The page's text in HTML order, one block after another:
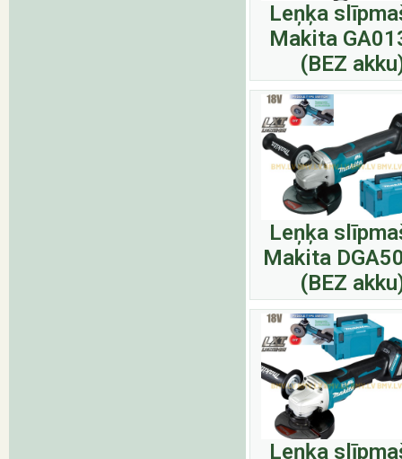
Leņķa
Makita
(BEZ
Leņķa
Makita
(BEZ
Leņķa